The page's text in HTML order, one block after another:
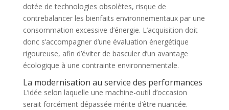
dotée de technologies obsolètes, risque de
contrebalancer les bienfaits environnementaux par une
consommation excessive d’énergie. L’acquisition doit
donc s’accompagner d’une évaluation énergétique
rigoureuse, afin d’éviter de basculer d’un avantage
écologique à une contrainte environnementale.
La modernisation au service des performances
L’idée selon laquelle une machine-outil d’occasion
serait forcément dépassée mérite d’être nuancée.